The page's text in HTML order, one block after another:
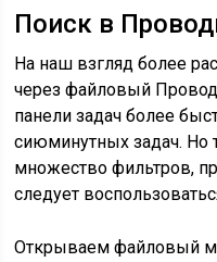
Поиск в
На наш взгляд более
через файловый
панели задач более
сиюминутных задач. Но
множество фильтров,
следует
Открываем файловый